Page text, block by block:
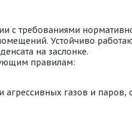
с требованиями
Устойчиво
на заслонке.
правилам:
газов и